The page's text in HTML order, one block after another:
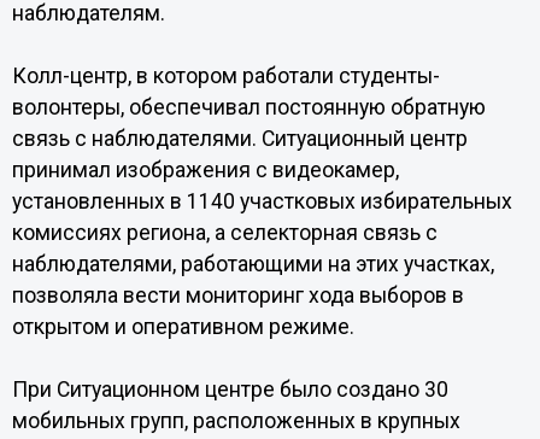
наблюдателям.
Колл-центр, в котором работали студенты-
волонтеры, обеспечивал постоянную обратную
связь с наблюдателями. Ситуационный центр
принимал изображения с видеокамер,
установленных в 1140 участковых избирательных
комиссиях региона, а селекторная связь с
наблюдателями, работающими на этих участках,
позволяла вести мониторинг хода выборов в
открытом и оперативном режиме.
При Ситуационном центре было создано 30
мобильных групп, расположенных в крупных